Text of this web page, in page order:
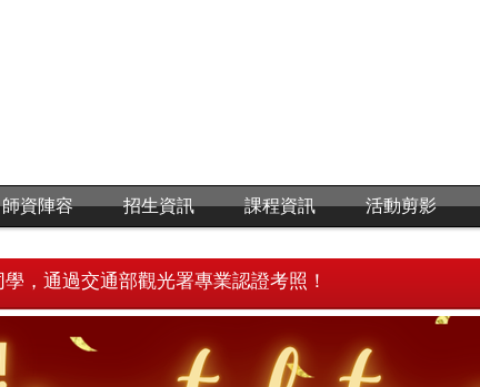
師資陣容 招生資訊 課程資訊 活動剪影
，通過交通部觀光署專業認證考照！